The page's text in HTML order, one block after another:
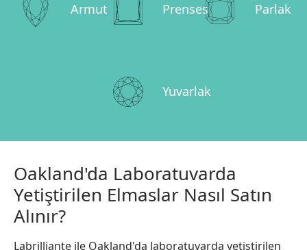
Armut Prenses Parlak
Yuvarlak
Oakland'da Laboratuvarda
Yetiştirilen Elmaslar Nasıl Satın
Alınır?
Labrilliante ile Oakland'da laboratuvarda yetiştirilen